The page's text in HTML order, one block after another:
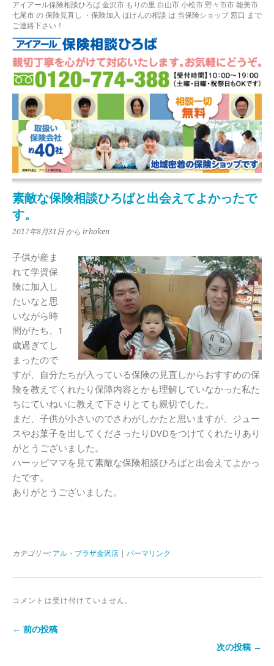
アイアール保険相談ひろば 金沢市 もりの里 白山市 小松市 野々市市 能美市
七尾市 の 保険見直し ・保険加入 ほけんの相談 は 当保険ショップ 窓口 まで
ご連絡下さい！
素敵な保険相談ひろばと出会えてよかったで
す。
2017年8月31日 から irhoken
子供が産ま
れて学資保
険に加入し
たいなと思
いながら時
間がたち、1
歳過ぎてし
まったので
すが、自分たちが入っている保険の見直しからおすすめの保
険を教えてくれたり保障内容とかも理解していなかった私た
ちにていねいに教えて下さりとても親切でした。
まだ、子供が小さいのでさわがしかたと思いますが、ジュー
スやお菓子を出してくださったりDVDをつけてくれたりあり
がとうございました。
ハーッピママを見て素敵な保険相談ひろばと出会えてよかっ
たです。
ありがとうございました。
カテゴリー: アル・プラザ金沢店 パーマリンク
コメントは受け付けていません。
← 前の投稿
次の投稿 →